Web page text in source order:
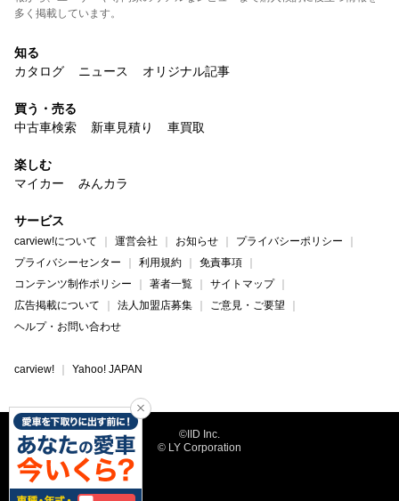
多く掲載しています。
知る
カタログ
ニュース オリジナル記事
買う・売る
中古車検索
新車見積り 車買取
楽しむ
マイカー
みんカラ
サービス
carview!について 運営会社 お知らせ
プライバシーポリシー
プライバシーセンター
利用規約
免責事項
コンテンツ制作ポリシー
著者一覧
サイトマップ
広告掲載について
法人加盟店募集
ご意見・ご要望
ヘルプ・お問い合わせ
carview! Yahoo! JAPAN
©IID Inc.
© LY Corporation